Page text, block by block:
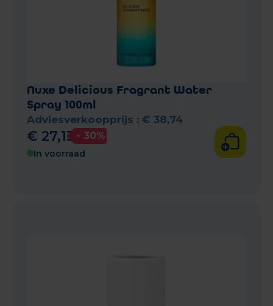
Nuxe Delicious Fragrant Water
Spray 100ml
Adviesverkoopprijs : € 38,74
€ 27,13 - 30%
In voorraad